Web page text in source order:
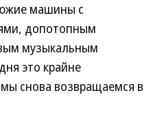
машины с
допотопным
музыкальным
это крайне
снова возвращаемся в